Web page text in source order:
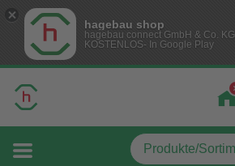
hagebau shop
hagebau connect GmbH & Co. KG
KOSTENLOS- In Google Play